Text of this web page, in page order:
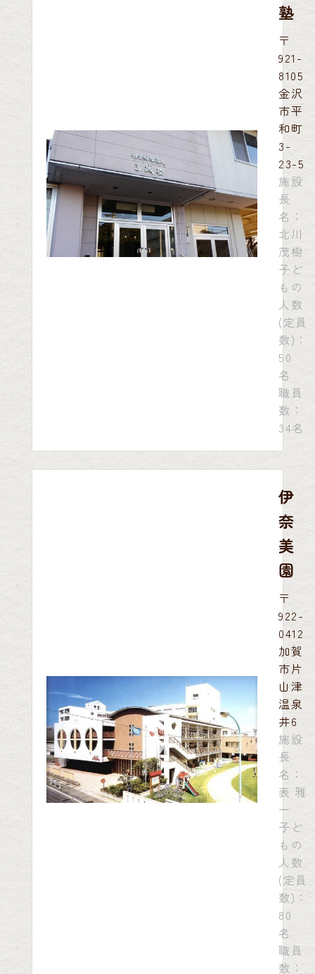
塾
〒
921-
8105
金沢
市平
和町
3-
23-5
施設
長
名：
北川
茂樹
子ど
もの
人数
(定員
数)：
50
名
職員
数：
34名
伊
奈
美
園
〒
922-
0412
加賀
市片
山津
温泉
井6
施設
長
名：
表 雅
一
子ど
もの
人数
(定員
数)：
80
名
職員
数：